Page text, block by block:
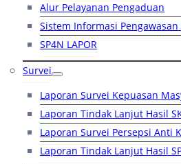
Alur Pelayanan Pengaduan
Sistem Informasi Pengawasan
SP4N LAPOR
Survei
Laporan Survei Kepuasan
Laporan Tindak Lanjut Hasil
Laporan Survei Persepsi Anti
Laporan Tindak Lanjut Hasil